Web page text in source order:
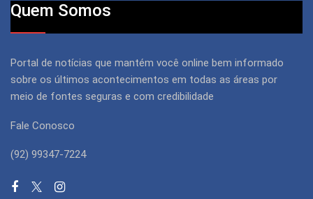
Quem Somos
Portal de notícias que mantém você online bem informado
sobre os últimos acontecimentos em todas as áreas por
meio de fontes seguras e com credibilidade
Fale Conosco
(92) 99347-7224